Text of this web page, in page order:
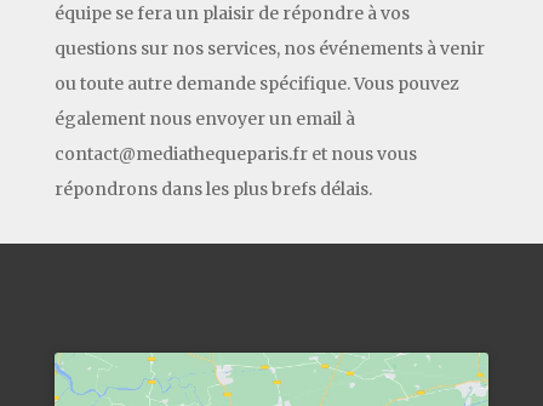
équipe se fera un plaisir de répondre à vos
questions sur nos services, nos événements à venir
ou toute autre demande spécifique. Vous pouvez
également nous envoyer un email à
contact@mediathequeparis.fr et nous vous
répondrons dans les plus brefs délais.